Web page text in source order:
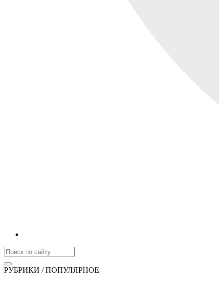
РУБРИКИ / ПОПУЛЯРНОЕ